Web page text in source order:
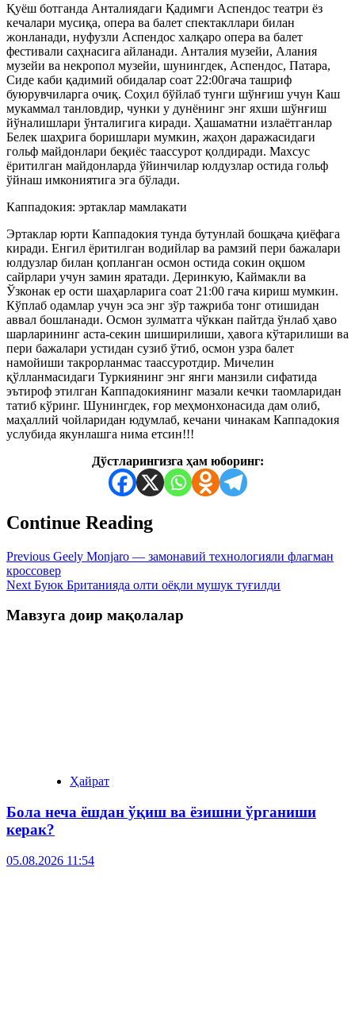
Қуёш ботганда Анталиядаги Қадимги Аспендос театри ёз
кечалари мусиқа, опера ва балет спектакллари билан
жонланади, нуфузли Аспендос халқаро опера ва балет
фестивали саҳнасига айланади. Анталия музейи, Алания
музейи ва некропол музейи, шунингдек, Аспендос, Патара,
Сиде каби қадимий обидалар соат 22:00гача ташриф
буюрувчиларга очиқ. Соҳил бўйлаб тунги шўнғиш учун Каш
мукаммал танловдир, чунки у дунёнинг энг яхши шўнғиш
йўналишлари ўнталигига киради. Ҳашаматни излаётганлар
Белек шаҳрига боришлари мумкин, жаҳон даражасидаги
гольф майдонлари беқиёс таассурот қолдиради. Махсус
ёритилган майдонларда ўйинчилар юлдузлар остида гольф
ўйнаш имкониятига эга бўлади.
Каппадокия: эртаклар мамлакати
Эртаклар юрти Каппадокия тунда бутунлай бошқача қиёфага
киради. Енгил ёритилган водийлар ва рамзий пери бажалари
юлдузлар билан қопланган осмон остида сокин оқшом
сайрлари учун замин яратади. Деринкую, Каймакли ва
Ўзконак ер ости шаҳарларига соат 21:00 гача кириш мумкин.
Кўплаб одамлар учун эса энг зўр тажриба тонг отишидан
аввал бошланади. Осмон зулматга чўккан пайтда ўнлаб ҳаво
шарларининг аста-секин шиширилиши, ҳавога кўтарилиши ва
пери бажалари устидан сузиб ўтиб, осмон узра балет
намойиши такрорланмас таассуротдир. Мичелин
қўлланмасидаги Туркиянинг энг янги манзили сифатида
эътироф этилган Каппадокиянинг мазали кечки таомларидан
татиб кўринг. Шунингдек, ғор меҳмонхонасида дам олиб,
маҳаллий чойларидан юдумлаб, кечани чинакам Каппадокия
услубида якунлашга нима етсин!!!
Дўстларингизга ҳам юборинг:
Continue Reading
Previous Geely Monjaro — замонавий технологияли флагман
кроссовер
Next Буюк Британияда олти оёқли мушук туғилди
Мавзуга доир мақолалар
Ҳайрат
Бола неча ёшдан ўқиш ва ёзишни ўрганиши
керак?
05.08.2026 11:54